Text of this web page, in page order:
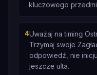
kluczowego
4Uważaj na timing
Trzymaj swoje
odpowiedź, nie
jeszcze ulta.